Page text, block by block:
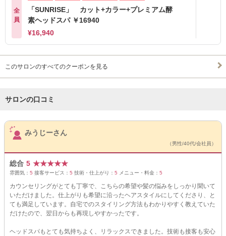
全
員
「SUNRISE」 カット+カラー+プレミアム酵
素ヘッドスパ ￥16940
¥16,940
このサロンのすべてのクーポンを見る
サロンの口コミ
サロンPick Up
みうじーさん
（男性/40代/会社員）
総合 5 ★★★★★
雰囲気： 5 接客サービス： 5 技術・仕上がり： 5 メニュー・料金： 5
カウンセリングがとても丁寧で、こちらの希望や髪の悩みをしっかり聞いて
いただけました。仕上がりも希望に沿ったヘアスタイルにしてくださり、と
ても満足しています。自宅でのスタイリング方法もわかりやすく教えていた
だけたので、翌日からも再現しやすかったです。
ヘッドスパもとても気持ちよく、リラックスできました。技術も接客も安心